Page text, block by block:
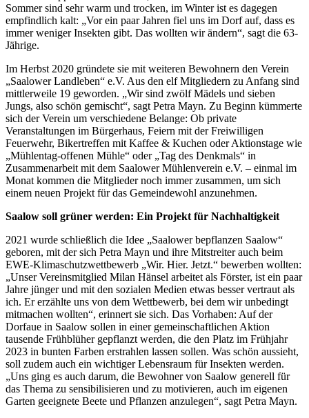
Sommer sind sehr warm und trocken, im Winter ist es dagegen
empfindlich kalt: „Vor ein paar Jahren fiel uns im Dorf auf, dass es
immer weniger Insekten gibt. Das wollten wir ändern“, sagt die 63-
Jährige.
Im Herbst 2020 gründete sie mit weiteren Bewohnern den Verein
„Saalower Landleben“ e.V. Aus den elf Mitgliedern zu Anfang sind
mittlerweile 19 geworden. „Wir sind zwölf Mädels und sieben
Jungs, also schön gemischt“, sagt Petra Mayn. Zu Beginn kümmerte
sich der Verein um verschiedene Belange: Ob private
Veranstaltungen im Bürgerhaus, Feiern mit der Freiwilligen
Feuerwehr, Bikertreffen mit Kaffee & Kuchen oder Aktionstage wie
„Mühlentag-offenen Mühle“ oder „Tag des Denkmals“ in
Zusammenarbeit mit dem Saalower Mühlenverein e.V. – einmal im
Monat kommen die Mitglieder noch immer zusammen, um sich
einem neuen Projekt für das Gemeindewohl anzunehmen.
Saalow soll grüner werden: Ein Projekt für Nachhaltigkeit
2021 wurde schließlich die Idee „Saalower bepflanzen Saalow“
geboren, mit der sich Petra Mayn und ihre Mitstreiter auch beim
EWE-Klimaschutzwettbewerb „Wir. Hier. Jetzt.“ bewerben wollten:
„Unser Vereinsmitglied Milan Hänsel arbeitet als Förster, ist ein paar
Jahre jünger und mit den sozialen Medien etwas besser vertraut als
ich. Er erzählte uns von dem Wettbewerb, bei dem wir unbedingt
mitmachen wollten“, erinnert sie sich. Das Vorhaben: Auf der
Dorfaue in Saalow sollen in einer gemeinschaftlichen Aktion
tausende Frühblüher gepflanzt werden, die den Platz im Frühjahr
2023 in bunten Farben erstrahlen lassen sollen. Was schön aussieht,
soll zudem auch ein wichtiger Lebensraum für Insekten werden.
„Uns ging es auch darum, die Bewohner von Saalow generell für
das Thema zu sensibilisieren und zu motivieren, auch im eigenen
Garten geeignete Beete und Pflanzen anzulegen“, sagt Petra Mayn.